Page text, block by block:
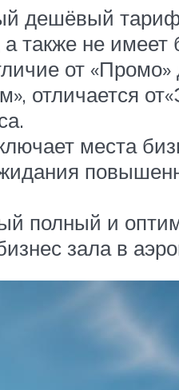
тариф
также не имеет
от «Промо»
отличается
места
полный и
зала в